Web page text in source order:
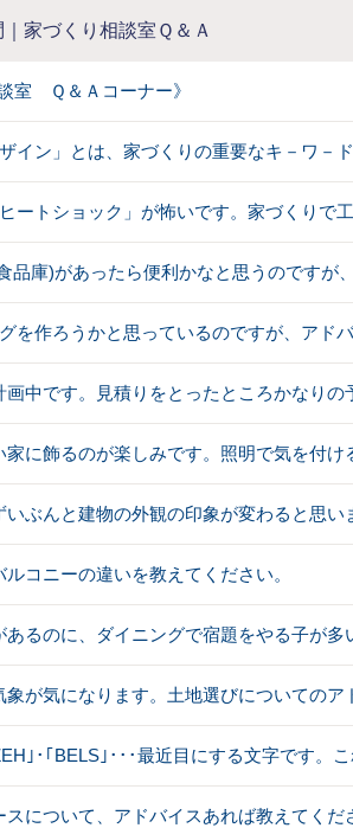
家づくり相談室Ｑ＆Ａ
室 Ｑ＆Ａコーナー》
イン」とは、家づくりの重要なキ－ワ－
ートショック」が怖いです。家づくりで
品庫)があったら便利かなと思うのですが
を作ろうかと思っているのですが、アド
画中です。見積りをとったところかなりの
に飾るのが楽しみです。照明で気を付け
ぶんと建物の外観の印象が変わると思い
コニーの違いを教えてください。
るのに、ダイニングで宿題をやる子が多
が気になります。土地選びについてのア
｣･｢BELS｣･･･最近目にする文字です。
について、アドバイスあれば教えてくだ